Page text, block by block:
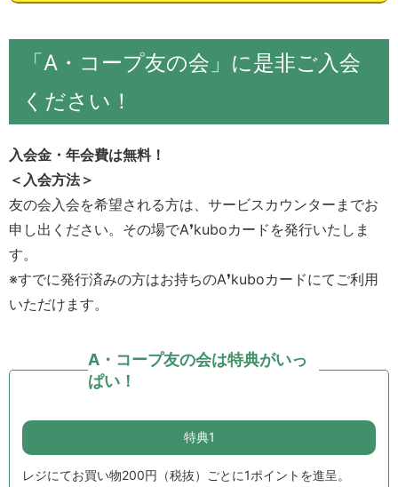
「A・コープ友の会」に是非ご入会
ください！
入会金・年会費は無料！
＜入会方法＞
友の会入会を希望される方は、サービスカウンターまでお
申し出ください。その場でA❜kuboカードを発行いたしま
す。
※すでに発行済みの方はお持ちのA❜kuboカードにてご利用
いただけます。
A・コープ友の会は特典がいっ
ぱい！
特典1
レジにてお買い物200円（税抜）ごとに1ポイントを進呈。